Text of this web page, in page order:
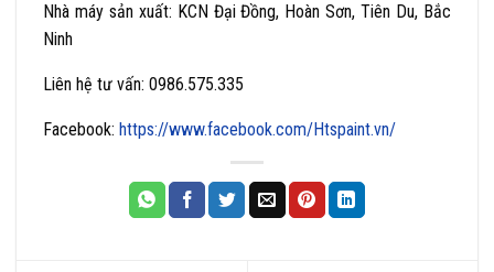
Nhà máy sản xuất: KCN Đại Đồng, Hoàn Sơn, Tiên Du, Bắc
Ninh
Liên hệ tư vấn: 0986.575.335
Facebook: https://www.facebook.com/Htspaint.vn/